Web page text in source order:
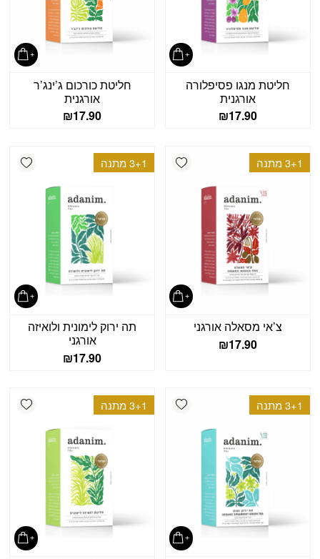
חליטת מנגו פסיפלורה
אורגנית
₪17.90
חליטת כורכום ג’ינג’ר
אורגנית
₪17.90
Add wishlist 3+1 מתנה
צ’אי מסאלה אורגני
₪17.90
3+1 מתנה
תה ירוק לימונית ולואיזה
אורגני
₪17.90
Add wishlist 3+1 מתנה 3+1 מתנה